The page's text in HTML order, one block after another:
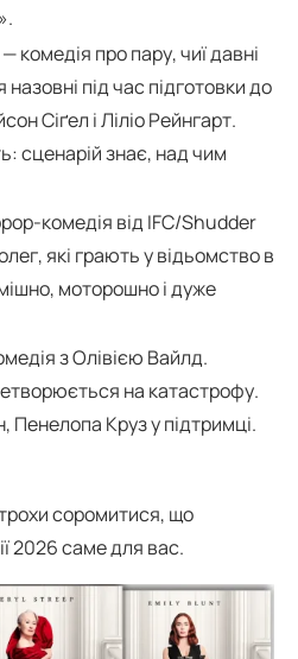
комедія про пару, чиї давні
під час підготовки до
Сіґел і Ліліо Рейнгарт.
сценарій знає, над чим
комедія від IFC/Shudder
які грають у відьомство в
моторошно і дуже
з Олівією Вайлд.
на катастрофу.
Пенелопа Круз у підтримці.
соромитися, що
2026 саме для вас.